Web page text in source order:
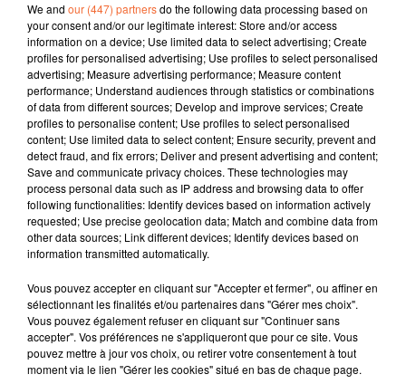
Patrice Bémanangy
L'info près de chez vous
Présenté par Patrice Bémanangy
Le nouveau forum " on s'met bien " destiné aux jeunes
collégiens, lycéens et étudiants autour de 3
thématiques en ce début de semaine organisé par
l'Agglo 2B ( photo ).
Les rencontres des chorales scolaires vont rassembler
quelques 1.500 élèves de collèges privés comme
publics nord deux-sévriens toute cette semaine à
La compositrice franco-iranienne Farnaz Modarrésifar,
virtuose du santour en concert ce jeudi soir en l'Eglise
de St Sauveur de Givre en Mai dans le cadre des Belles
Escapades.
Plusieurs milliers de personnes sont attendues au May
We and our (447) partnersdo the following data processing based on
your consent and/or our legitimate interest: Store and/or access
information on a device; Use limited data to select advertising; Create
profiles for personalised advertising; Use profiles to select personalised
advertising; Measure advertising performance; Measure content
performance; Understand audiences through statistics or combinations
of data from different sources; Develop and improve services; Create
profiles to personalise content; Use profiles to select personalised
content; Use limited data to select content; Ensure security, prevent and
detect fraud, and fix errors; Deliver and present advertising and content;
Save and communicate privacy choices. These technologies may
process personal data such as IP address and browsing data to offer
following functionalities: Identify devices based on information actively
requested; Use precise geolocation data; Match and combine data from
other data sources; Link different devices; Identify devices based on
information transmitted automatically.
Vous pouvez accepter en cliquant sur "Accepter et fermer", ou affiner en
sélectionnant les finalités et/ou partenaires dans "Gérer mes choix".
Vous pouvez également refuser en cliquant sur "Continuer sans
accepter". Vos préférences ne s'appliqueront que pour ce site. Vous
pouvez mettre à jour vos choix, ou retirer votre consentement à tout
moment via le lien "Gérer les cookies" situé en bas de chaque page.